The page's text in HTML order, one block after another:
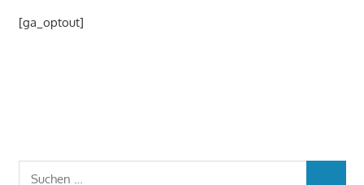
[ga_optout]